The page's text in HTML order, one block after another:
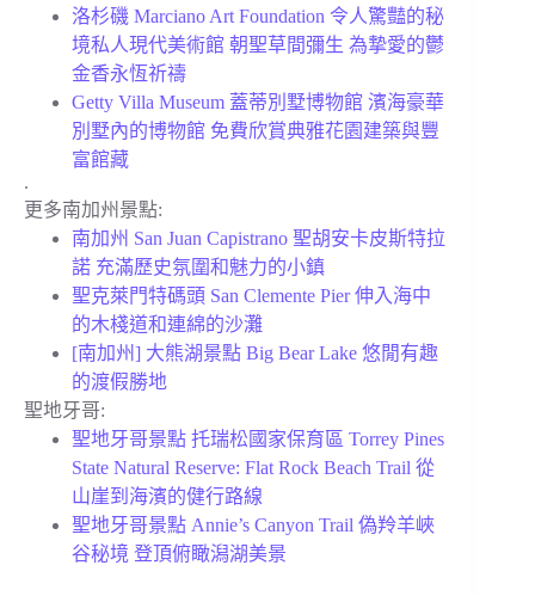
洛杉磯 Marciano Art Foundation 令人驚豔的秘
境私人現代美術館 朝聖草間彌生 為摯愛的鬱
金香永恆祈禱
Getty Villa Museum 蓋蒂別墅博物館 濱海豪華
別墅內的博物館 免費欣賞典雅花園建築與豐
富館藏
.
更多南加州景點:
南加州 San Juan Capistrano 聖胡安卡皮斯特拉
諾 充滿歷史氛圍和魅力的小鎮
聖克萊門特碼頭 San Clemente Pier 伸入海中
的木棧道和連綿的沙灘
[南加州] 大熊湖景點 Big Bear Lake 悠閒有趣
的渡假勝地
聖地牙哥:
聖地牙哥景點 托瑞松國家保育區 Torrey Pines
State Natural Reserve: Flat Rock Beach Trail 從
山崖到海濱的健行路線
聖地牙哥景點 Annie’s Canyon Trail 偽羚羊峽
谷秘境 登頂俯瞰潟湖美景